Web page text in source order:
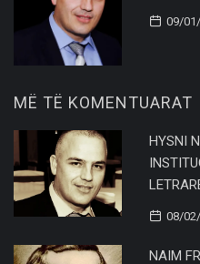
09/
MË TË KOMENTUARAT
HYSNI
08/
NAIM